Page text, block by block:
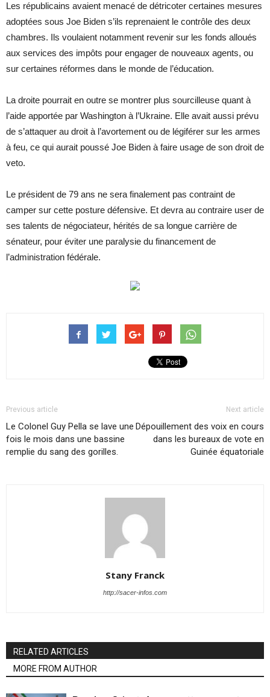
Les républicains avaient menacé de détricoter certaines mesures
adoptées sous Joe Biden s’ils reprenaient le contrôle des deux
chambres. Ils voulaient notamment revenir sur les fonds alloués
aux services des impôts pour engager de nouveaux agents, ou
sur certaines réformes dans le monde de l’éducation.
La droite pourrait en outre se montrer plus sourcilleuse quant à
l’aide apportée par Washington à l’Ukraine. Elle avait aussi prévu
de s’attaquer au droit à l’avortement ou de légiférer sur les armes
à feu, ce qui aurait poussé Joe Biden à faire usage de son droit de
veto.
Le président de 79 ans ne sera finalement pas contraint de
camper sur cette posture défensive. Et devra au contraire user de
ses talents de négociateur, hérités de sa longue carrière de
sénateur, pour éviter une paralysie du financement de
l’administration fédérale.
Previous article
Le Colonel Guy Pella se lave une
fois le mois dans une bassine
remplie du sang des gorilles.
Next article
Dépouillement des voix en cours
dans les bureaux de vote en
Guinée équatoriale
Stany Franck
http://sacer-infos.com
RELATED ARTICLES
MORE FROM AUTHOR